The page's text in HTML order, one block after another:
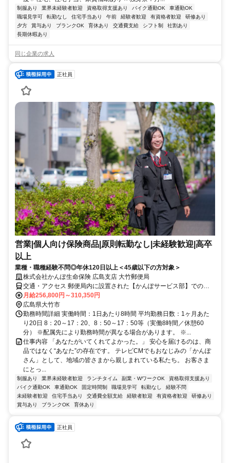
制服あり 業界未経験者歓迎 資格取得支援あり バイク通勤OK
車通勤OK
職場見学可
転勤なし 住宅手当あり 午前 経験者歓迎 有資格者歓迎
研修あり
夕方
賞与あり ブランクOK 育休あり 交通費支給 シフト制
社割あり
長期休暇あり
同じ企業の求人
正社員
営業|個人向け保険商品|原則転勤なし|未経験歓迎|高卒
以上
業種・職種経験不問◎年休120日以上＜45歳以下の方対象＞
株式会社かんぽ生命保険 広島支店 大竹郵便局
交通・アクセス 郵便局内に設置された【かんぽサービス部】での勤
務となります
月給256,800円～310,350円
広島県大竹市
勤務時間詳細 実働時間：1日あたり8時間 平均勤務日数：1ヶ月あた
り20日 8：20～17：20、8：50～17：50等（実働8時間／休憩60
分） ※配属先により勤務時間が異なる場合があります。 ※...
仕事内容 「あなたがいてくれてよかった。」 安心を届けるのは、商
品ではなく“あなた”の存在です。 テレビCMでもおなじみの「かんぽ
さん」として、地域の皆さまから親しまれている私たち。 お客さま
にとっ...
制服あり 業界未経験者歓迎 ランチタイム 副業・WワークOK
資格取得支援あり
バイク通勤OK
車通勤OK 固定時間制 職場見学可 転勤なし
経験不問
未経験者歓迎
住宅手当あり 交通費全額支給 経験者歓迎 有資格者歓迎
研修あり
賞与あり
ブランクOK 育休あり
正社員